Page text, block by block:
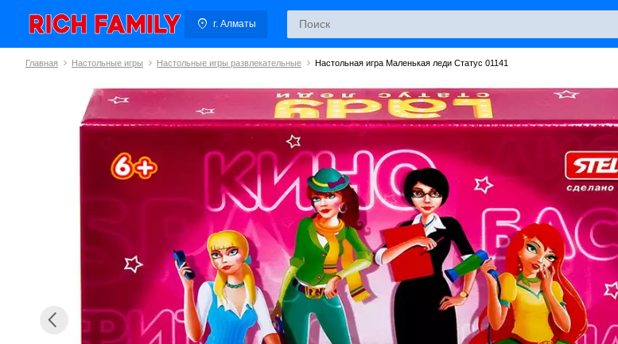
г. Алматы
Главная Настольные игры Настольные игры развлекательные Настольная игра Маленькая леди Статус 01141